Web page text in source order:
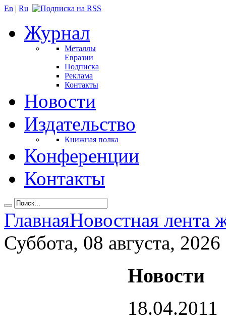
En | Ru
Журнал
Металлы
Евразии
Подписка
Реклама
Контакты
Новости
Издательство
Книжная полка
Конференции
Контакты
ГлавнаяНовостная лента
Суббота, 08 августа, 2026
Новости
18.04.2011